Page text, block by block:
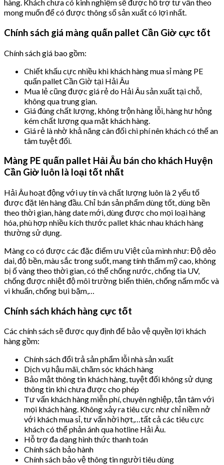
hàng. Khách chưa có kinh nghiệm sẽ được hỗ trợ tư vấn theo
mong muốn để có được thông số sản xuất có lợi nhất.
Chính sách giá màng quấn pallet Cần Giờ cực tốt
Chính sách giá bao gồm:
Chiết khấu cực nhiều khi khách hàng mua sỉ màng PE
quấn pallet Cần Giờ tại Hải Âu
Mua lẻ cũng được giá rẻ do Hải Âu sản xuất tại chỗ,
không qua trung gian.
Giá đúng chất lượng, không trộn hàng lỗi, hàng hư hỏng
kém chất lượng qua mặt khách hàng.
Giá rẻ là nhờ khả năng cân đối chi phí nên khách có thể an
tâm tuyệt đối.
Màng PE quấn pallet Hải Âu bán cho khách Huyện
Cần Giờ luôn là loại tốt nhất
Hải Âu hoạt động với uy tín và chất lượng luôn là 2 yếu tố
được đặt lên hàng đầu. Chỉ bán sản phẩm dùng tốt, dùng bền
theo thời gian, hàng date mới, dùng được cho mọi loại hàng
hóa, phù hợp nhiều kích thước pallet khác nhau khách hàng
thường sử dụng.
Màng co có được các đặc điểm ưu Việt của mình như: Độ dẻo
dai, độ bền, màu sắc trong suốt, mang tính thẩm mỹ cao, không
bị ố vàng theo thời gian, có thể chống nước, chống tia UV,
chống được nhiệt độ môi trường biến thiên, chống nấm mốc và
vi khuẩn, chống bụi bặm,…
Chính sách khách hàng cực tốt
Các chính sách sẽ được quy định để bảo vệ quyền lợi khách
hàng gồm:
Chính sách đổi trả sản phẩm lỗi nhà sản xuất
Dịch vụ hậu mãi, chăm sóc khách hàng
Bảo mật thông tin khách hàng, tuyệt đối không sử dụng
thông tin khi chưa được cho phép
Tư vấn khách hàng miễn phí, chuyên nghiệp, tận tâm với
mọi khách hàng. Không xảy ra tiêu cực như chỉ niềm nở
với khách mua sỉ, tư vấn hời hợt,…tất cả các tiêu cực
khách có thể phản ánh qua hotline Hải Âu.
Hỗ trợ đa dạng hình thức thanh toán
Chính sách bảo hành
Chính sách bảo vệ thông tin người tiêu dùng